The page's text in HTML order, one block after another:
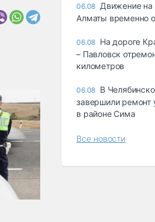
06.08 Движение на
Алматы временно
06.08 На дороге
– Павловск
километров
06.08 В
завершили ремонт
в районе Сима
Все новости